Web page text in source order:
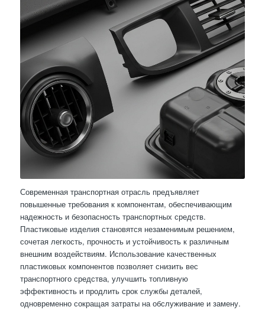
Современная транспортная отрасль предъявляет
повышенные требования к компонентам, обеспечивающим
надежность и безопасность транспортных средств.
Пластиковые изделия становятся незаменимым решением,
сочетая легкость, прочность и устойчивость к различным
внешним воздействиям. Использование качественных
пластиковых компонентов позволяет снизить вес
транспортного средства, улучшить топливную
эффективность и продлить срок службы деталей,
одновременно сокращая затраты на обслуживание и замену.